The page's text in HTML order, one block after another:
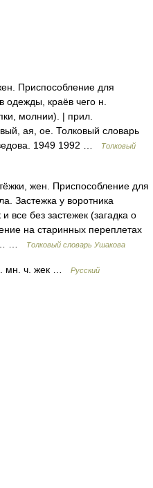
Приспособление для
одежды, краёв чего н.
молнии). | прил.
ая, ое. Толковый словарь
1949 1992 …
Толковый
жен. Приспособление для
Застежка у воротника
все без застежек (загадка о
на старинных переплетах
…
Толковый словарь Ушакова
мн. ч. жек …
Русский